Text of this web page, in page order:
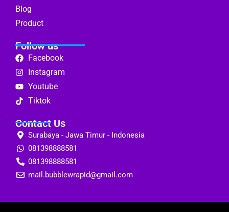
Blog
Product
Follow us
Facebook
Instagram
Youtube
Tiktok
Contact Us
Surabaya - Jawa Timur - Indonesia
081398888581
081398888581
mail.bubblewrapid@gmail.com